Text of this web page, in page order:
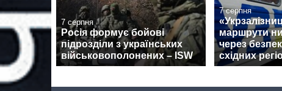
7 серпня
Росія формує бойові
підрозділи з українських
військовополонених – ISW
7 серпня
маршрути
через
східних